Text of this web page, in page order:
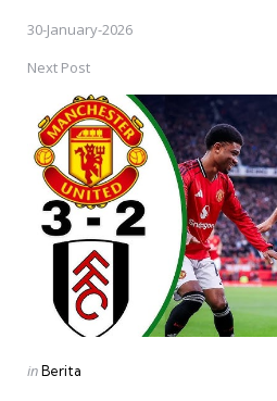
30-January-2026
Next Post
Posted
inBerita